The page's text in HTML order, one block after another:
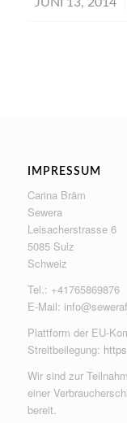
IMPRESSUM
Carina Bräm
Sewera
Leisacherstrasse 6
5085 Sulz
Schweiz
Tel.: +41765869876
E-Mail:
Plattform der EU-
Streitbeilegung:
Wir sind zur
einer
bereit.